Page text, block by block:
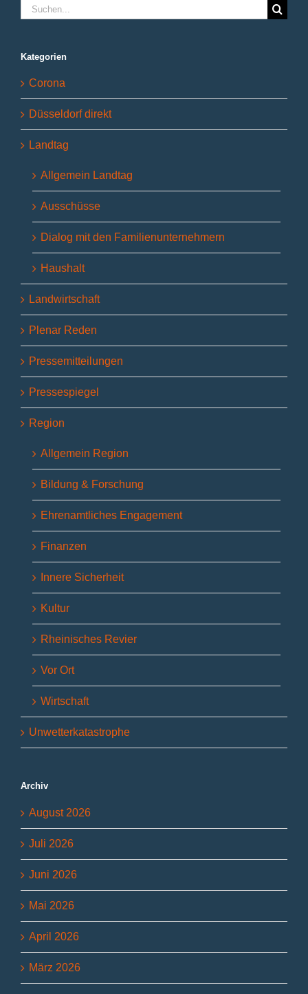
Suche
nach:
Kategorien
Corona
Düsseldorf direkt
Landtag
Allgemein Landtag
Ausschüsse
Dialog mit den Familienunternehmern
Haushalt
Landwirtschaft
Plenar Reden
Pressemitteilungen
Pressespiegel
Region
Allgemein Region
Bildung & Forschung
Ehrenamtliches Engagement
Finanzen
Innere Sicherheit
Kultur
Rheinisches Revier
Vor Ort
Wirtschaft
Unwetterkatastrophe
Archiv
August 2026
Juli 2026
Juni 2026
Mai 2026
April 2026
März 2026